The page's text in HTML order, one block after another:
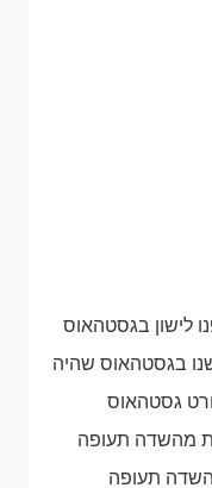
לישון בגסטהאוס
בגסטהאוס שהיה
גסטהאוס
מהשדה תעופה
תעופה